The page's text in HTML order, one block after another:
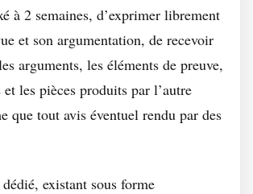
à 2 semaines, d’exprimer librement
et son argumentation, de recevoir
arguments, les éléments de preuve,
les pièces produits par l’autre
que tout avis éventuel rendu par des
existant sous forme